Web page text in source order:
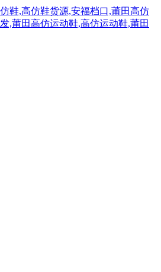
鞋,高仿鞋货源,安福档口,莆田高仿
,莆田高仿运动鞋,高仿运动鞋,莆田